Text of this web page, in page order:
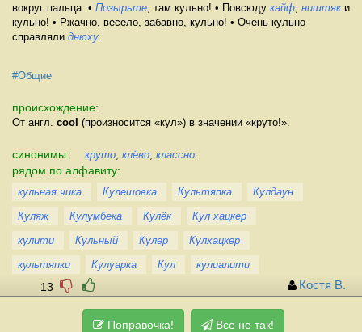
вокруг пальца. • Позырьте , там кульно! • Повсюду кайф ништяки
кульно! • Ржачно, весело, забавно, кульно! • Очень кульно
справляли днюху
#Общие
происхождение:
От англ. cool (произносится «кул») в значении «круто!».
синонимы: круто клёво классно
рядом по алфавиту:
кульная чика Кулешовка Культяпка
Кулдаун
Куляж
Кулумбека Кулёк
Кул хацкер
кулити
Кульный Кулер
Кулхацкер
культяпки
Кулуарка Кул кулиалити
13 Костя В.
Поправочка! Все не так!